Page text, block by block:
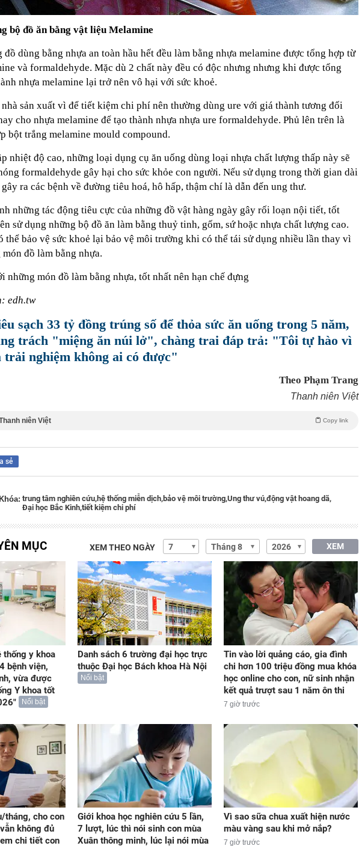
bộ đồ ăn bằng vật liệu Melamine
đồ dùng bằng nhựa an toàn hầu hết đều làm bằng nhựa melamine được tổng hợp từ
và formaldehyde. Mặc dù 2 chất này đều có độc nhưng nhưng khi được tổng
nhựa melamine lại trở nên vô hại với sức khoẻ.
sản xuất vì để tiết kiệm chi phí nên thường dùng ure với giá thành tương đối
cho nhựa melamine để tạo thành nhựa nhựa ure formaldehyde. Phủ lên trên là
bột trắng melamine mould compound.
nhiệt độ cao, những loại dụng cụ ăn uống dùng loại nhựa chất lượng thấp này sẽ
formaldehyde gây hại cho sức khỏe con người. Nếu sử dụng trong thời gian dài
ra các bệnh về đường tiêu hoá, hô hấp, thậm chí là dẫn đến ung thư.
những tác động tiêu cực của những đồ vật hàng ngày gây rối loạn nội tiết, tốt
sử dụng những bộ đồ ăn làm bằng thuỷ tinh, gốm, sứ hoặc nhựa chất lượng cao.
thể bảo vệ sức khoẻ lại bảo vệ môi trường khi có thể tái sử dụng nhiều lần thay vì
món đồ làm bằng nhựa.
những món đồ làm bằng nhựa, tốt nhất nên hạn chế đựng
edh.tw
sạch 33 tỷ đồng trúng số để thỏa sức ăn uống trong 5 năm,
trách "miệng ăn núi lở", chàng trai đáp trả: "Tôi tự hào vì
trải nghiệm không ai có được"
Theo Phạm Trang
Thanh niên Việt
niên Việt Copy link
sẻ
trung tâm nghiên cứu,hệ thống miễn dịch,bảo vệ môi trường,Ung thư vú,động vật hoang dã,
Đại học Bắc Kinh,tiết kiệm chi phí
MỤC XEM THEO NGÀY XEM
thống y khoa
bệnh viện,
vừa được
Y khoa tốt
Nổi bật
Danh sách 6 trường đại học trực
thuộc Đại học Bách khoa Hà Nội
Nổi bật
Tin vào lời quảng cáo, gia đình
chi hơn 100 triệu đồng mua khóa
học online cho con, nữ sinh nhận
kết quả trượt sau 1 năm ôn thi
7 giờ trước
tháng, cho con
không đủ
chi tiết con
Giới khoa học nghiên cứu 5 lần,
7 lượt, lúc thì nói sinh con mùa
Xuân thông minh, lúc lại nói mùa
Vì sao sữa chua xuất hiện nước
màu vàng sau khi mở nắp?
7 giờ trước